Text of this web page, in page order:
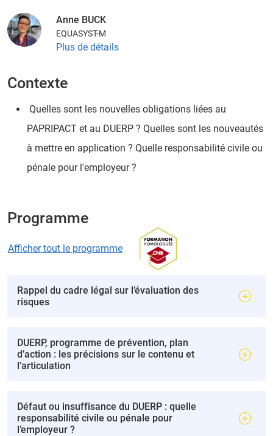
Anne BUCK
EQUASYST-M
Plus de détails
Contexte
Quelles sont les nouvelles obligations liées au
PAPRIPACT et au DUERP ? Quelles sont les nouveautés
à mettre en application ? Quelle responsabilité civile ou
pénale pour l'employeur ?
Programme
Afficher tout le programme
Rappel du cadre légal sur l’évaluation des
risques
DUERP, programme de prévention, plan
d’action : les précisions sur le contenu et
l’articulation
Défaut ou insuffisance du DUERP : quelle
responsabilité civile ou pénale pour
l’employeur ?